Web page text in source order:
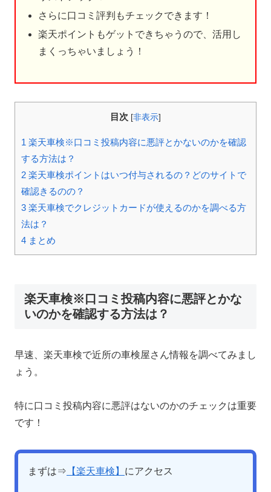
さらに口コミ評判もチェックできます！
楽天ポイントもゲットできちゃうので、活用し
まくっちゃいましょう！
目次 [非表示]
1 楽天車検※口コミ投稿内容に悪評とかないのかを確認
する方法は？
2 楽天車検ポイントはいつ付与されるの？どのサイトで
確認きるのの？
3 楽天車検でクレジットカードが使えるのかを調べる方
法は？
4 まとめ
楽天車検※口コミ投稿内容に悪評とかな
いのかを確認する方法は？
早速、楽天車検で近所の車検屋さん情報を調べてみまし
ょう。
特に口コミ投稿内容に悪評はないのかのチェックは重要
です！
まずは⇒ 【楽天車検】 にアクセス